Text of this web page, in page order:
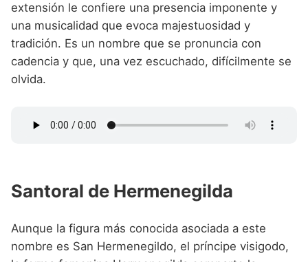
extensión le confiere una presencia imponente y
una musicalidad que evoca majestuosidad y
tradición. Es un nombre que se pronuncia con
cadencia y que, una vez escuchado, difícilmente se
olvida.
Santoral de Hermenegilda
Aunque la figura más conocida asociada a este
nombre es San Hermenegildo, el príncipe visigodo,